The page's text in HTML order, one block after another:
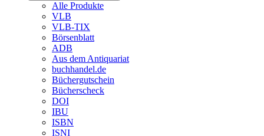
Alle Produkte
VLB
VLB-TIX
Börsenblatt
ADB
Aus dem Antiquariat
buchhandel.de
Büchergutschein
Bücherscheck
DOI
IBU
ISBN
ISNI